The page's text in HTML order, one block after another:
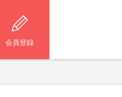
会員登録